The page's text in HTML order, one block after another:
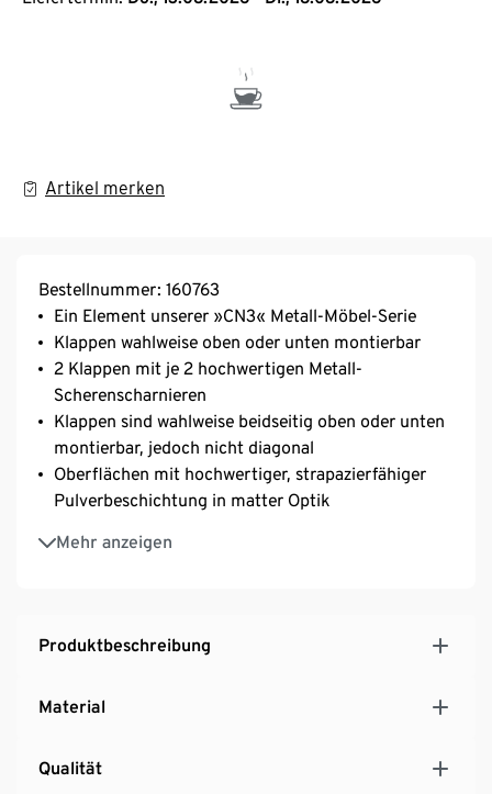
Artikel merken
Bestellnummer: 160763
Ein Element unserer »CN3« Metall-Möbel-Serie
Klappen wahlweise oben oder unten montierbar
2 Klappen mit je 2 hochwertigen Metall-
Scherenscharnieren
Klappen sind wahlweise beidseitig oben oder unten
montierbar, jedoch nicht diagonal
Oberflächen mit hochwertiger, strapazierfähiger
Pulverbeschichtung in matter Optik
Mehr anzeigen
Mit verchromtem Metallgestell und Knaufgriffen
Sideboard mit höhenverstellbaren Kunststofffüssen
Produktbeschreibung
Material
Qualität